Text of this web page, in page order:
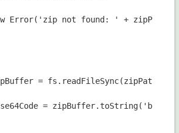
Error('zip not found: ' + zipPath);
= fs.readFileSync(zipPath);
=